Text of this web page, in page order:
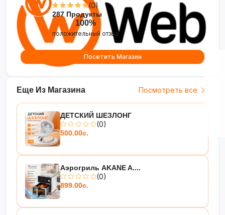
Еще Из Магазина Посмотреть все
ДЕТСКИЙ ШЕЗЛОНГ
(0)
500.00с.
Аэрогриль AKANE A....
(0)
899.00с.
(0)
287 Продукты
100%
положительный отзыв
Посетить Магазин